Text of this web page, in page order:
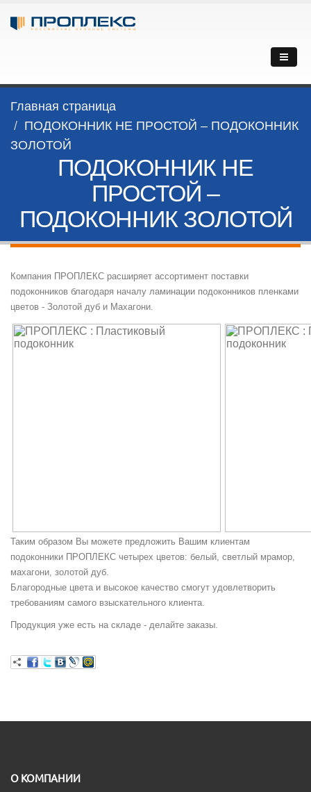
Главная страница
ПОДОКОННИК НЕ ПРОСТОЙ – ПОДОКОННИК
ЗОЛОТОЙ
ПОДОКОННИК НЕ
ПРОСТОЙ –
ПОДОКОННИК ЗОЛОТОЙ
Компания ПРОПЛЕКС расширяет ассортимент поставки
подоконников благодаря началу ламинации подоконников пленками
цветов - Золотой дуб и Махагони.
Таким образом Вы можете предложить Вашим клиентам
подоконники ПРОПЛЕКС четырех цветов: белый, светлый мрамор,
махагони, золотой дуб.
Благородные цвета и высокое качество смогут удовлетворить
требованиям самого взыскательного клиента.
Продукция уже есть на складе - делайте заказы.
O КОМПАНИИ